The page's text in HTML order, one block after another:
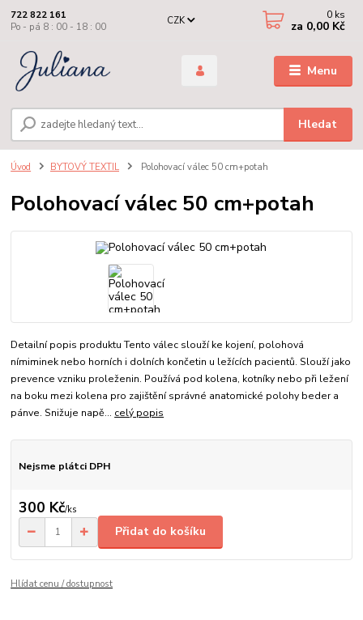
Menu
CZK
Hledat
722 822 161
Po - pá 8 : 00 - 18 : 00
0 ks
za 0,00 Kč
Úvod BYTOVÝ TEXTIL Polohovací válec 50 cm+potah
Polohovací válec 50 cm+potah
Detailní popis produktu Tento válec slouží ke kojení, polohová
nímiminek nebo horních i dolních končetin u ležících pacientů. Slouží jako
prevence vzniku proleženin. Používá pod kolena, kotníky nebo při ležení
na boku mezi kolena pro zajištění správné anatomické polohy beder a
pánve. Snižuje napě... celý popis
Nejsme plátci DPH
300 Kč/ks
Přidat do košíku
Hlídat cenu / dostupnost